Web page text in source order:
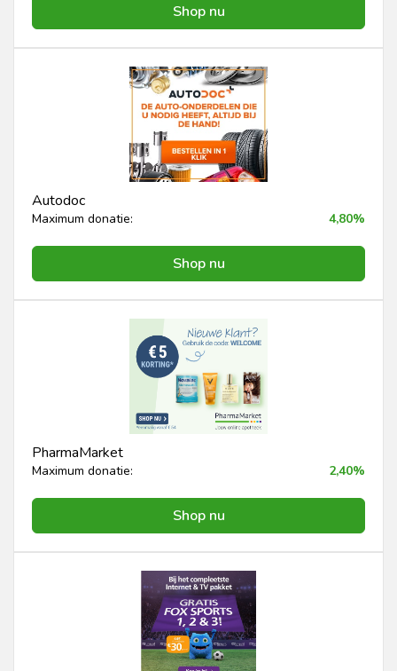
Shop nu
Autodoc
Maximum donatie: 4,80%
Shop nu
PharmaMarket
Maximum donatie: 2,40%
Shop nu